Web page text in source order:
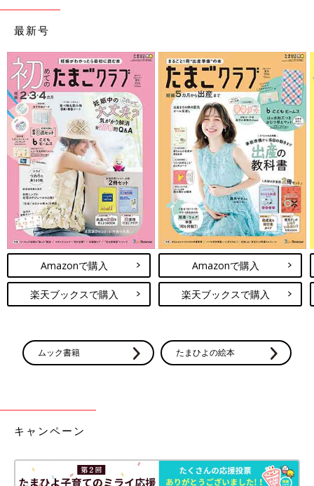
最新号
Amazonで購入
楽天ブックスで購入
Amazonで購入
楽天ブックスで購入
ムック書籍 たまひよの絵本
キャンペーン